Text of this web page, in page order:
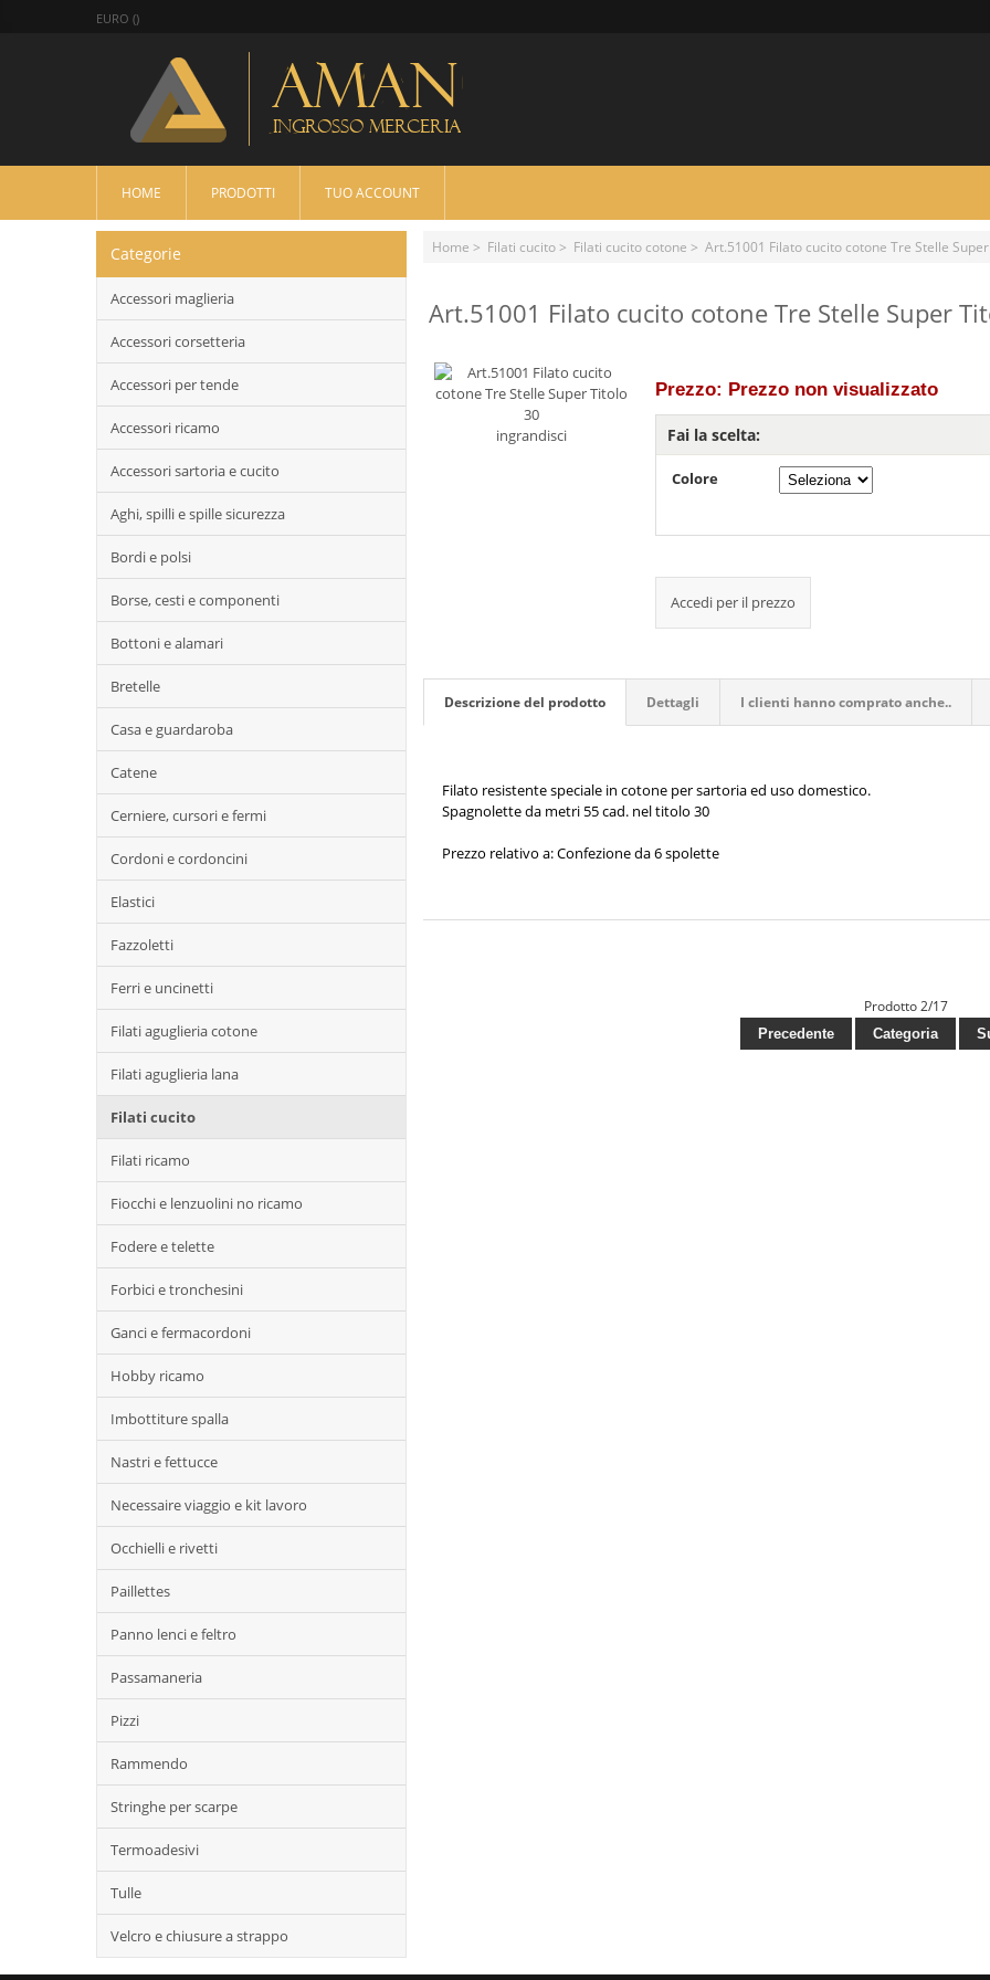
EURO ()
HOME PRODOTTI TUO ACCOUNT
Categorie
Accessori maglieria
Accessori corsetteria
Accessori per tende
Accessori ricamo
Accessori sartoria e cucito
Aghi, spilli e spille sicurezza
Bordi e polsi
Borse, cesti e componenti
Bottoni e alamari
Bretelle
Casa e guardaroba
Catene
Cerniere, cursori e fermi
Cordoni e cordoncini
Elastici
Fazzoletti
Ferri e uncinetti
Filati aguglieria cotone
Filati aguglieria lana
Filati cucito
Filati ricamo
Fiocchi e lenzuolini no ricamo
Fodere e telette
Forbici e tronchesini
Ganci e fermacordoni
Hobby ricamo
Imbottiture spalla
Nastri e fettucce
Necessaire viaggio e kit lavoro
Occhielli e rivetti
Paillettes
Panno lenci e feltro
Passamaneria
Pizzi
Rammendo
Stringhe per scarpe
Termoadesivi
Tulle
Velcro e chiusure a strappo
Home > Filati cucito> Filati cucito cotone > Art.51001 Filato cucito cotone Tre Stelle
Art.51001 Filato cucito cotone Tre Stelle Super
ingrandisci
Prezzo: Prezzo non visualizzato
Fai la scelta:
Colore
Accedi per il prezzo
Descrizione del prodotto Dettagli I clienti hanno comprato anche..
Filato resistente speciale in cotone per sartoria ed uso domestico.
Spagnolette da metri 55 cad. nel titolo 30
Prezzo relativo a: Confezione da 6 spolette
Prodotto 2/17
Precedente Categoria